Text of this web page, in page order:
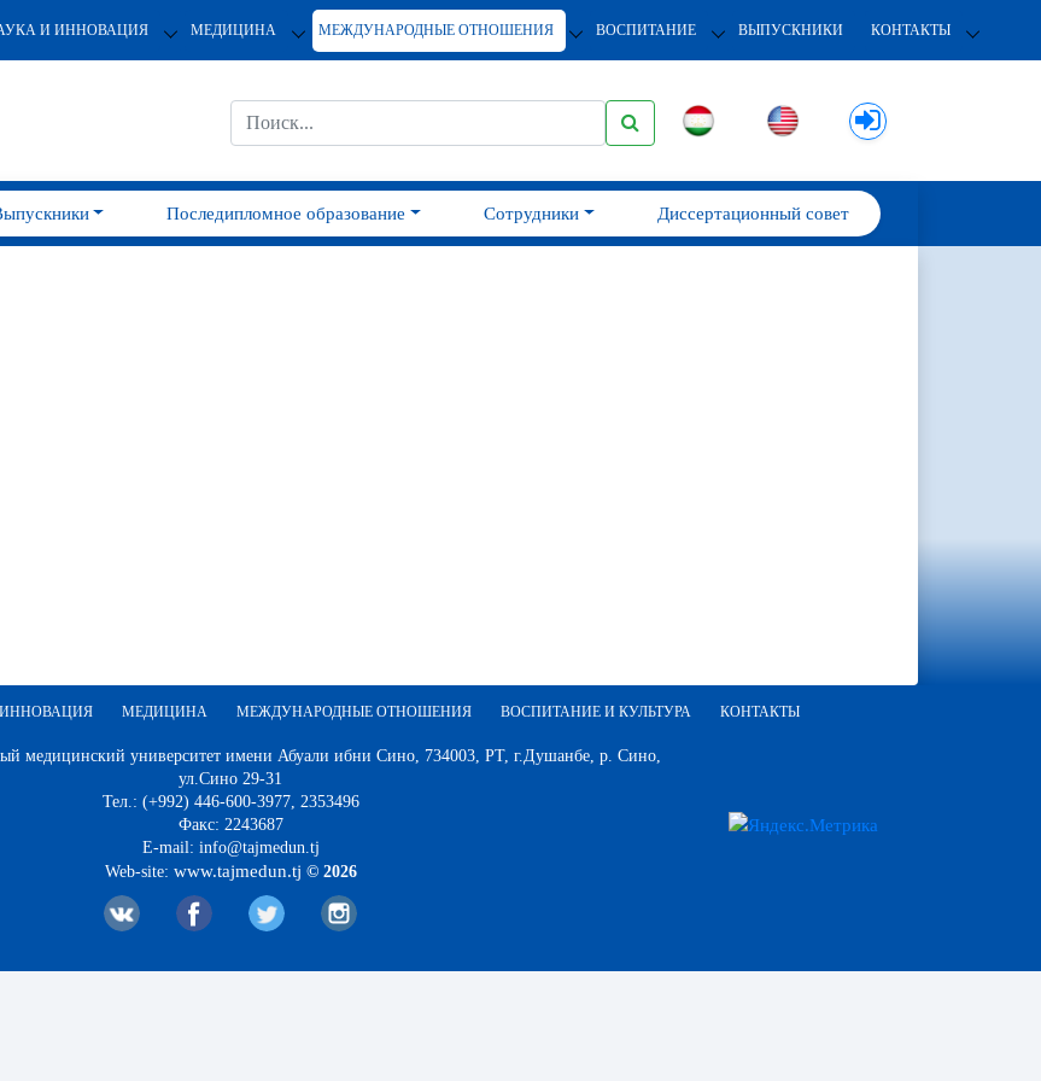
И ИННОВАЦИЯ МЕДИЦИНА МЕЖДУНАРОДНЫЕ ОТНОШЕНИЯ ВОСПИТАНИЕ ВЫПУСКНИКИ КОНТАКТЫ
Последипломное образование Сотрудники Диссертационный совет
МЕДИЦИНА МЕЖДУНАРОДНЫЕ ОТНОШЕНИЯ ВОСПИТАНИЕ И КУЛЬТУРА КОНТАКТЫ
медицинский университет имени Абуали ибни Сино, 734003, РТ, г.Душанбе, р. Сино,
ул.Сино 29-31
Тел.: (+992) 446-600-3977, 2353496
Факс: 2243687
E-mail: info@tajmedun.tj
Web-site: www.tajmedun.tj © 2026